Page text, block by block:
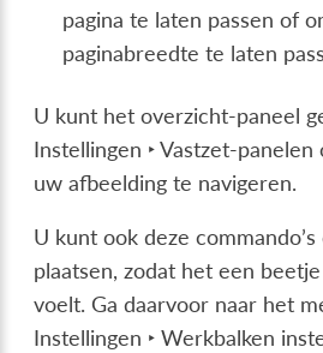
pagina te laten passen of
paginabreedte te laten
U kunt het overzicht-paneel
Instellingen ‣ Vastzet-panelen
uw afbeelding te navigeren.
U kunt ook deze
plaatsen, zodat het een
voelt. Ga daarvoor naar het
Instellingen ‣ Werkbalken